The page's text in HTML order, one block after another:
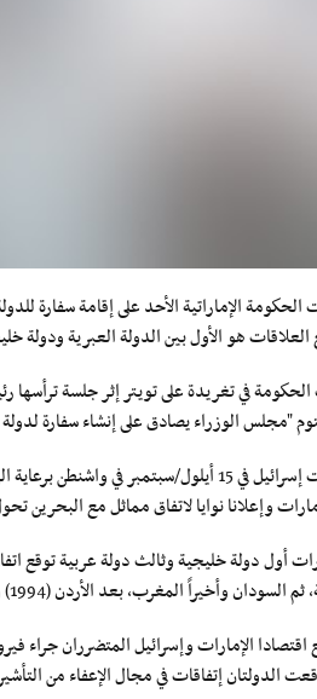
الإماراتية الأحد على إقامة سفارة
العلاقات هو الأول بين الدولة العبرية ودولة
في تغريدة على تويتر إثر جلسة
"مجلس الوزراء يصادق على إنشاء سفارة لدولة
ووقعت إسرائيل في 15 أيلول/سبتمبر في
وإعلانا نوايا لاتفاق مماثل مع البحرين
أول دولة خليجية وثالث دولة عربية توقع
ثم السودان وأخيراً المغرب، بعد الأردن (1994) ومصر (1979).
اقتصادا الإمارات وإسرائيل المتضرران جراء
الدولتان إتفاقات في مجال الإعفاء من